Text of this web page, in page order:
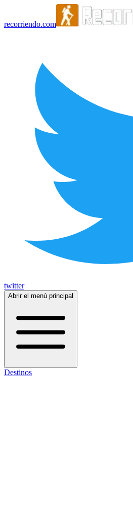
recorriendo.com
twitter
Abrir el menú principal
Destinos